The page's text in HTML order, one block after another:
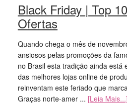
Black Friday | Top
Ofertas
Quando chega o mês de
ansiosos pelas promoções da
no Brasil esta tradição ainda está
das melhores lojas online de
reinventam este feriado que
Graças norte-amer ... [Leia Mais...]